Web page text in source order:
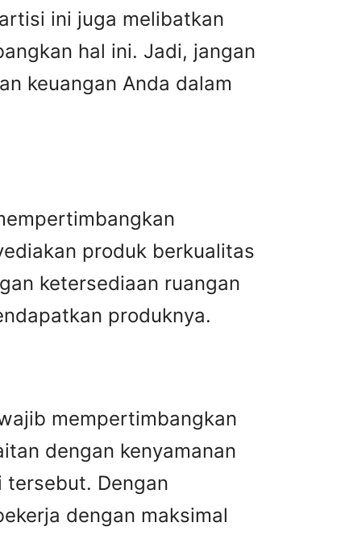
ini juga melibatkan
hal ini. Jadi, jangan
keuangan Anda dalam
produk berkualitas
ketersediaan ruangan
produknya.
mempertimbangkan
dengan kenyamanan
Dengan
dengan maksimal